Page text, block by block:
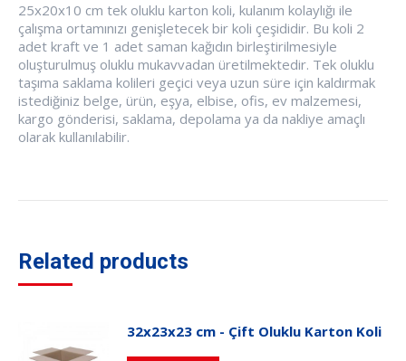
25x20x10 cm tek oluklu karton koli, kulanım kolaylığı ile
çalışma ortamınızı genişletecek bir koli çeşididir. Bu koli 2
adet kraft ve 1 adet saman kağıdın birleştirilmesiyle
oluşturulmuş oluklu mukavvadan üretilmektedir. Tek oluklu
taşıma saklama kolileri geçici veya uzun süre için kaldırmak
istediğiniz belge, ürün, eşya, elbise, ofis, ev malzemesi,
kargo gönderisi, saklama, depolama ya da nakliye amaçlı
olarak kullanılabilir.
Related products
32x23x23 cm - Çift Oluklu Karton Koli